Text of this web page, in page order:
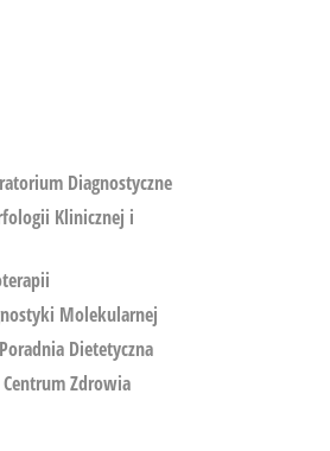
Diagnostyczne
Klinicznej i
Molekularnej
Dietetyczna
Zdrowia